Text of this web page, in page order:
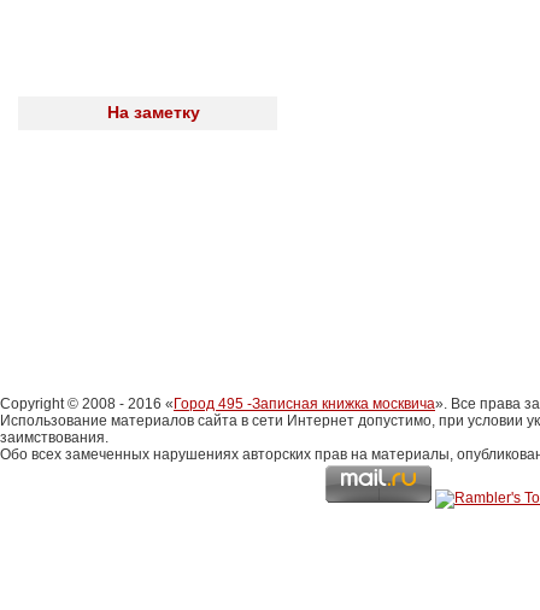
На заметку
Copyright © 2008 - 2016 « Город 495 -Записная книжка москвича». Все права
Использование материалов сайта в сети Интернет допустимо, при условии
заимствования.
Обо всех замеченных нарушениях авторских прав на материалы,